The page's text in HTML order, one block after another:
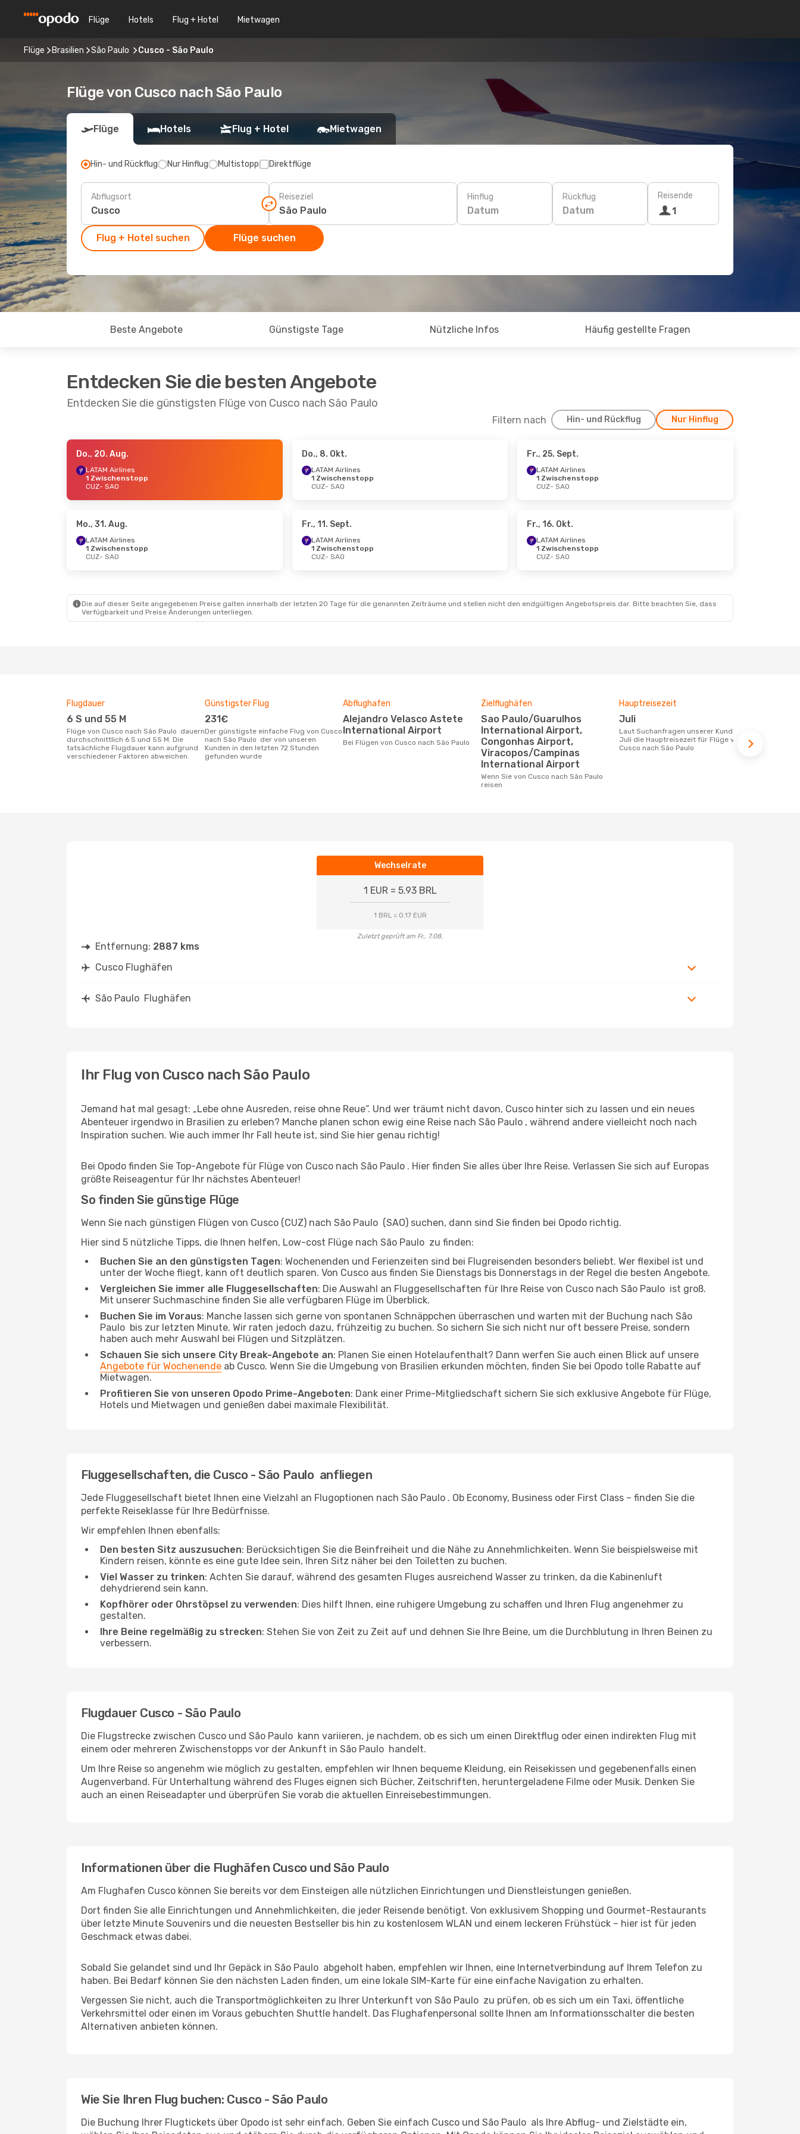
Flüge Hotels Flug + Hotel Mietwagen
Flüge Brasilien São Paulo Cusco - São Paulo
Flüge von Cusco nach São Paulo
Flüge Hotels Flug + Hotel Mietwagen
Hin- und Rückflug Nur Hinflug Multistopp Direktflüge
Abflugsort Reiseziel Hinflug
Datum
Rückflug
Datum
Reisende
1
Flug + Hotel suchen Flüge suchen
Beste Angebote Günstigste Tage Nützliche Infos Häufig gestellte Fragen
Entdecken Sie die besten Angebote
Entdecken Sie die günstigsten Flüge von Cusco nach São Paulo
Filtern nach Hin- und Rückflug Nur Hinflug
- Mi., 26. Aug.
Do., 20. Aug.
LATAM Airlines
1 Zwischenstopp
CUZ- SAO
Do., 8. Okt.
LATAM Airlines
1 Zwischenstopp
CUZ- SAO
Fr., 25. Sept.
LATAM Airlines
1 Zwischenstopp
CUZ- SAO
Mo., 31. Aug.
LATAM Airlines
1 Zwischenstopp
CUZ- SAO
Fr., 11. Sept.
LATAM Airlines
1 Zwischenstopp
CUZ- SAO
Fr., 16. Okt.
LATAM Airlines
1 Zwischenstopp
CUZ- SAO
Die auf dieser Seite angegebenen Preise galten innerhalb der letzten 20 Tage für die genannten Zeiträume und stellen nicht den endgültigen Angebotspreis dar. Bitte beachten Sie, dass
Verfügbarkeit und Preise Änderungen unterliegen.
Flugdauer
6 S und 55 M
Flüge von Cusco nach São Paulo dauern
durchschnittlich 6 S und 55 M. Die
tatsächliche Flugdauer kann aufgrund
verschiedener Faktoren abweichen.
Günstigster Flug
231€
Der günstigste einfache Flug von Cusco
nach São Paulo der von unseren
Kunden in den letzten 72 Stunden
gefunden wurde
Abflughafen
Alejandro Velasco Astete
International Airport
Bei Flügen von Cusco nach São Paulo
Zielflughäfen
Sao Paulo/Guarulhos
International Airport,
Congonhas Airport,
Viracopos/Campinas
International Airport
Wenn Sie von Cusco nach São Paulo
reisen
Hauptreisezeit
Juli
Laut Suchanfragen unserer Kunden ist
Juli die Hauptreisezeit für Flüge von
Cusco nach São Paulo
Wechselrate
1 EUR = 5.93 BRL
1 BRL = 0.17 EUR
Zuletzt geprüft am Fr., 7.08.
Entfernung: 2887 kms
Cusco Flughäfen
São Paulo Flughäfen
Ihr Flug von Cusco nach São Paulo
Jemand hat mal gesagt: „Lebe ohne Ausreden, reise ohne Reue“. Und wer träumt nicht davon, Cusco hinter sich zu lassen und ein neues
Abenteuer irgendwo in Brasilien zu erleben? Manche planen schon ewig eine Reise nach São Paulo , während andere vielleicht noch nach
Inspiration suchen. Wie auch immer Ihr Fall heute ist, sind Sie hier genau richtig!
Bei Opodo finden Sie Top-Angebote für Flüge von Cusco nach São Paulo . Hier finden Sie alles über Ihre Reise. Verlassen Sie sich auf Europas
größte Reiseagentur für Ihr nächstes Abenteuer!
So finden Sie günstige Flüge
Wenn Sie nach günstigen Flügen von Cusco (CUZ) nach São Paulo (SAO) suchen, dann sind Sie finden bei Opodo richtig.
Hier sind 5 nützliche Tipps, die Ihnen helfen, Low-cost Flüge nach São Paulo zu finden:
Buchen Sie an den günstigsten Tagen: Wochenenden und Ferienzeiten sind bei Flugreisenden besonders beliebt. Wer flexibel ist und
unter der Woche fliegt, kann oft deutlich sparen. Von Cusco aus finden Sie Dienstags bis Donnerstags in der Regel die besten Angebote.
Vergleichen Sie immer alle Fluggesellschaften: Die Auswahl an Fluggesellschaften für Ihre Reise von Cusco nach São Paulo ist groß.
Mit unserer Suchmaschine finden Sie alle verfügbaren Flüge im Überblick.
Buchen Sie im Voraus: Manche lassen sich gerne von spontanen Schnäppchen überraschen und warten mit der Buchung nach São
Paulo bis zur letzten Minute. Wir raten jedoch dazu, frühzeitig zu buchen. So sichern Sie sich nicht nur oft bessere Preise, sondern
haben auch mehr Auswahl bei Flügen und Sitzplätzen.
Schauen Sie sich unsere City Break-Angebote an: Planen Sie einen Hotelaufenthalt? Dann werfen Sie auch einen Blick auf unsere
Angebote für Wochenende ab Cusco. Wenn Sie die Umgebung von Brasilien erkunden möchten, finden Sie bei Opodo tolle Rabatte auf
Mietwagen.
Profitieren Sie von unseren Opodo Prime-Angeboten: Dank einer Prime-Mitgliedschaft sichern Sie sich exklusive Angebote für Flüge,
Hotels und Mietwagen und genießen dabei maximale Flexibilität.
Fluggesellschaften, die Cusco - São Paulo anfliegen
Jede Fluggesellschaft bietet Ihnen eine Vielzahl an Flugoptionen nach São Paulo . Ob Economy, Business oder First Class – finden Sie die
perfekte Reiseklasse für Ihre Bedürfnisse.
Wir empfehlen Ihnen ebenfalls:
Den besten Sitz auszusuchen: Berücksichtigen Sie die Beinfreiheit und die Nähe zu Annehmlichkeiten. Wenn Sie beispielsweise mit
Kindern reisen, könnte es eine gute Idee sein, Ihren Sitz näher bei den Toiletten zu buchen.
Viel Wasser zu trinken: Achten Sie darauf, während des gesamten Fluges ausreichend Wasser zu trinken, da die Kabinenluft
dehydrierend sein kann.
Kopfhörer oder Ohrstöpsel zu verwenden: Dies hilft Ihnen, eine ruhigere Umgebung zu schaffen und Ihren Flug angenehmer zu
gestalten.
Ihre Beine regelmäßig zu strecken: Stehen Sie von Zeit zu Zeit auf und dehnen Sie Ihre Beine, um die Durchblutung in Ihren Beinen zu
verbessern.
Flugdauer Cusco - São Paulo
Die Flugstrecke zwischen Cusco und São Paulo kann variieren, je nachdem, ob es sich um einen Direktflug oder einen indirekten Flug mit
einem oder mehreren Zwischenstopps vor der Ankunft in São Paulo handelt.
Um Ihre Reise so angenehm wie möglich zu gestalten, empfehlen wir Ihnen bequeme Kleidung, ein Reisekissen und gegebenenfalls einen
Augenverband. Für Unterhaltung während des Fluges eignen sich Bücher, Zeitschriften, heruntergeladene Filme oder Musik. Denken Sie
auch an einen Reiseadapter und überprüfen Sie vorab die aktuellen Einreisebestimmungen.
Informationen über die Flughäfen Cusco und São Paulo
Am Flughafen Cusco können Sie bereits vor dem Einsteigen alle nützlichen Einrichtungen und Dienstleistungen genießen.
Dort finden Sie alle Einrichtungen und Annehmlichkeiten, die jeder Reisende benötigt. Von exklusivem Shopping und Gourmet-Restaurants
über letzte Minute Souvenirs und die neuesten Bestseller bis hin zu kostenlosem WLAN und einem leckeren Frühstück – hier ist für jeden
Geschmack etwas dabei.
Sobald Sie gelandet sind und Ihr Gepäck in São Paulo abgeholt haben, empfehlen wir Ihnen, eine Internetverbindung auf Ihrem Telefon zu
haben. Bei Bedarf können Sie den nächsten Laden finden, um eine lokale SIM-Karte für eine einfache Navigation zu erhalten.
Vergessen Sie nicht, auch die Transportmöglichkeiten zu Ihrer Unterkunft von São Paulo zu prüfen, ob es sich um ein Taxi, öffentliche
Verkehrsmittel oder einen im Voraus gebuchten Shuttle handelt. Das Flughafenpersonal sollte Ihnen am Informationsschalter die besten
Alternativen anbieten können.
Wie Sie Ihren Flug buchen: Cusco - São Paulo
Die Buchung Ihrer Flugtickets über Opodo ist sehr einfach. Geben Sie einfach Cusco und São Paulo als Ihre Abflug- und Zielstädte ein,